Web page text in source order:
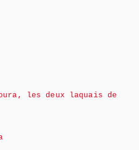
les deux laquais de